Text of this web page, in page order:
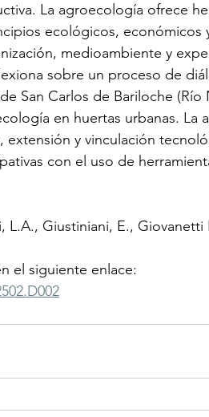
La agroecología ofrece
ecológicos, económicos
medioambiente y
sobre un proceso de
San Carlos de Bariloche (Río
en huertas urbanas. La
extensión y vinculación
con el uso de
Giustiniani, E., Giovanetti
el siguiente enlace: